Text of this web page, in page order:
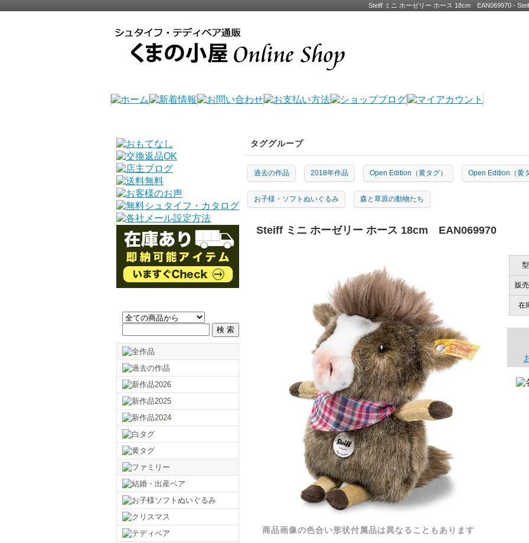
Steiff ミニ ホーゼリー ホース 18cm EAN069970 -
タググループ
過去の作品 2018年作品 Open Edition（黄タグ） Open Edition（黄
お子様・ソフトぬいぐるみ 森と草原の動物たち
Steiff ミニ ホーゼリー ホース 18cm EAN069970
商品画像の色合い形状付属品は異なることもあります
販
在